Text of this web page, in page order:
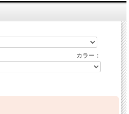
カラー：